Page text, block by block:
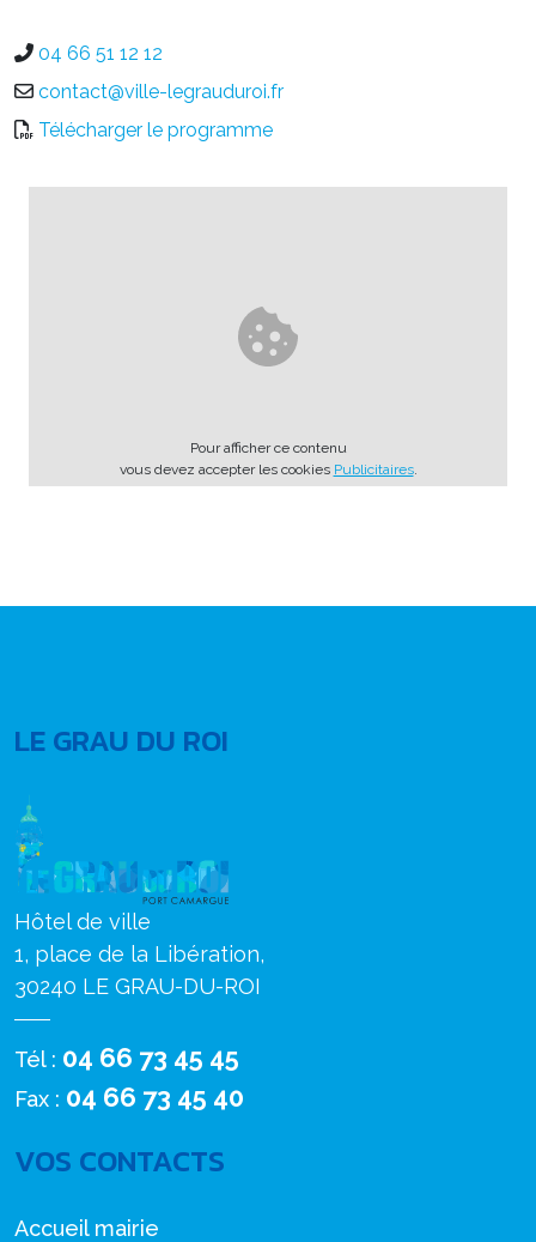
04 66 51 12 12
contact@ville-legrauduroi.fr
Télécharger le programme
Pour afficher ce contenu
vous devez accepter les cookies Publicitaires.
LE GRAU DU ROI
Hôtel de ville
1, place de la Libération,
30240 LE GRAU-DU-ROI
Tél : 04 66 73 45 45
Fax : 04 66 73 45 40
VOS CONTACTS
Accueil mairie